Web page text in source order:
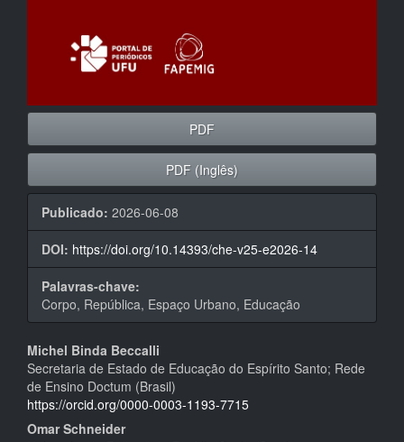
PDF
PDF (Inglês)
Publicado: 2026-06-08
DOI: https://doi.org/10.14393/che-v25-e2026-14
Palavras-chave:
Corpo, República, Espaço Urbano, Educação
Conteúdo
do
artigo
Michel Binda Beccalli
Secretaria de Estado de Educação do Espírito Santo; Rede
de Ensino Doctum (Brasil)
https://orcid.org/0000-0003-1193-7715
Omar Schneider